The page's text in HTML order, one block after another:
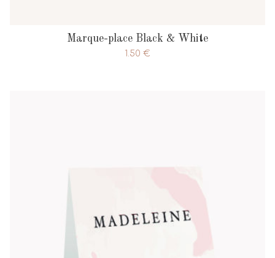
Marque-place Black & White
1.50 €